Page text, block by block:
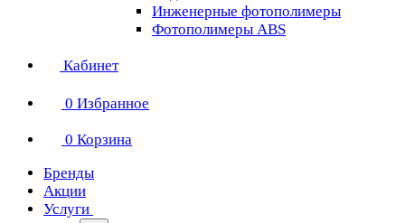
Инженерные фотополимеры
Фотополимеры ABS
Кабинет
0 Избранное
0 Корзина
Бренды
Акции
Услуги